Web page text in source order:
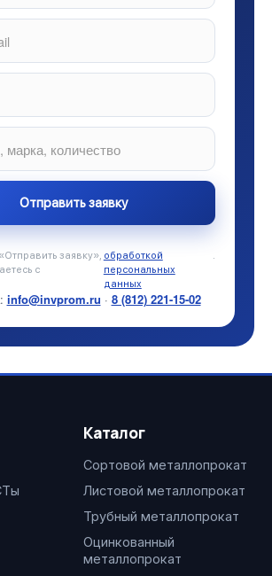
заявку»,
с
обработкой
персональных
данных
.
info@invprom.ru · 8 (812) 221-15-02
Каталог
Сортовой металлопрокат
Листовой металлопрокат
Трубный металлопрокат
Оцинкованный
металлопрокат